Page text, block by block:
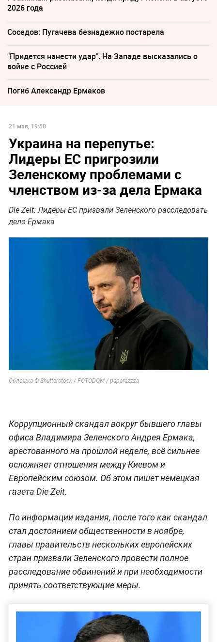
2026 года
Соседов: Пугачева безнадежно постарела
"Придется нанести удар". На Западе высказались о
войне с Россией
Погиб Александр Ермаков
21 мая, 19:50
Украина на перепутье:
Лидеры ЕС пригрозили
Зеленскому проблемами с
членством из-за дела Ермака
Die Zeit: Лидеры ЕС призвали Зеленского расследовать
дело Ермака
Обложка © Shutterstock / FOTODOM / paparazzza
Коррупционный скандал вокруг бывшего главы
офиса Владимира Зеленского Андрея Ермака,
арестованного на прошлой неделе, всё сильнее
осложняет отношения между Киевом и
Европейским союзом. Об этом пишет немецкая
газета Die Zeit.
По информации издания, после того как скандал
стал достоянием общественности в ноябре,
главы правительств нескольких европейских
стран призвали Зеленского провести полное
расследование обвинений и при необходимости
принять соответствующие меры.